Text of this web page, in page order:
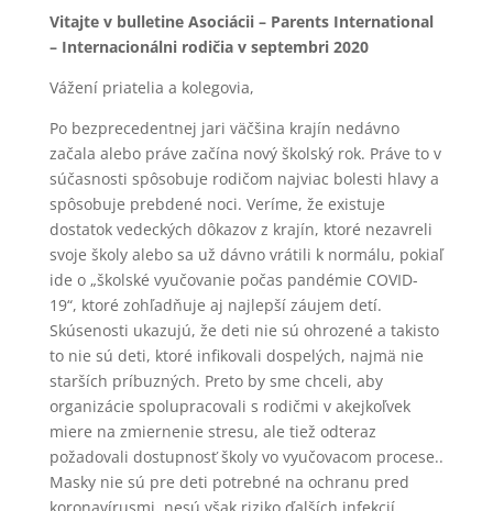
Vitajte v bulletine Asociácii – Parents International
– Internacionálni rodičia v septembri 2020
Vážení priatelia a kolegovia,
Po bezprecedentnej jari väčšina krajín nedávno
začala alebo práve začína nový školský rok. Práve to v
súčasnosti spôsobuje rodičom najviac bolesti hlavy a
spôsobuje prebdené noci. Veríme, že existuje
dostatok vedeckých dôkazov z krajín, ktoré nezavreli
svoje školy alebo sa už dávno vrátili k normálu, pokiaľ
ide o „školské vyučovanie počas pandémie COVID-
19“, ktoré zohľadňuje aj najlepší záujem detí.
Skúsenosti ukazujú, že deti nie sú ohrozené a takisto
to nie sú deti, ktoré infikovali dospelých, najmä nie
starších príbuzných. Preto by sme chceli, aby
organizácie spolupracovali s rodičmi v akejkoľvek
miere na zmiernenie stresu, ale tiež odteraz
požadovali dostupnosť školy vo vyučovacom procese..
Masky nie sú pre deti potrebné na ochranu pred